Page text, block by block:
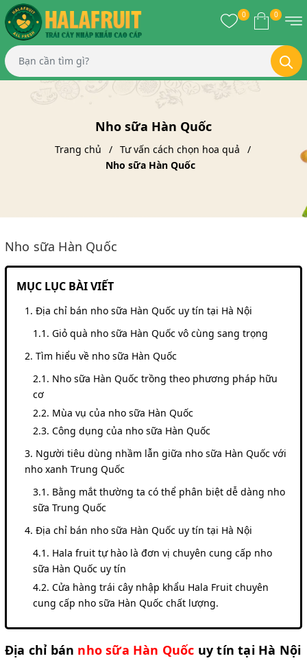
0 0
Nho sữa Hàn Quốc
Trang chủ
Tư vấn cách chọn hoa quả
Nho sữa Hàn Quốc
Nho sữa Hàn Quốc
MỤC LỤC BÀI VIẾT
Địa chỉ bán nho sữa Hàn Quốc uy tín tại Hà Nội
Giỏ quà nho sữa Hàn Quốc vô cùng sang trọng
Tìm hiểu về nho sữa Hàn Quốc
Nho sữa Hàn Quốc trồng theo phương pháp hữu
cơ
Mùa vụ của nho sữa Hàn Quốc
Công dụng của nho sữa Hàn Quốc
Người tiêu dùng nhầm lẫn giữa nho sữa Hàn Quốc với
nho xanh Trung Quốc
Bằng mắt thường ta có thể phân biệt dễ dàng nho
sữa Trung Quốc
Địa chỉ bán nho sữa Hàn Quốc uy tín tại Hà Nội
Hala fruit tự hào là đơn vị chuyên cung cấp nho
sữa Hàn Quốc uy tín
Cửa hàng trái cây nhập khẩu Hala Fruit chuyên
cung cấp nho sữa Hàn Quốc chất lượng.
Địa chỉ bán nho sữa Hàn Quốc uy tín tại Hà Nội